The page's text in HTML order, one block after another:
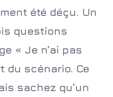
été déçu. Un
questions
« Je n’ai pas
du scénario. Ce
sachez qu’un